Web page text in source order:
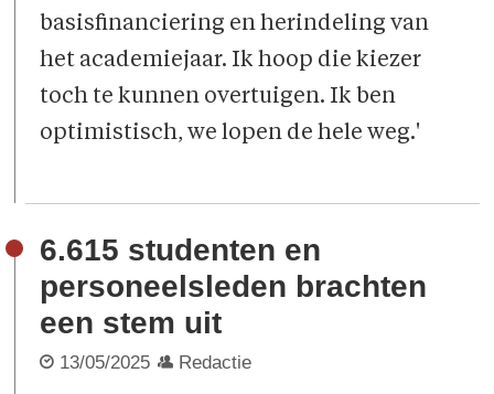
basisfinanciering en herindeling van
het academiejaar. Ik hoop die kiezer
toch te kunnen overtuigen. Ik ben
optimistisch, we lopen de hele weg.'
6.615 studenten en
personeelsleden brachten
een stem uit
13/05/2025 Redactie